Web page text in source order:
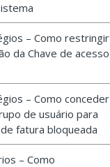
– Como restringir
da Chave de acesso
– Como conceder
de usuário para
fatura bloqueada
– Como